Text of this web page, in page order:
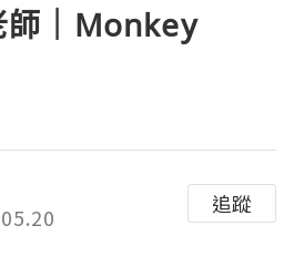
師｜Monkey
追蹤